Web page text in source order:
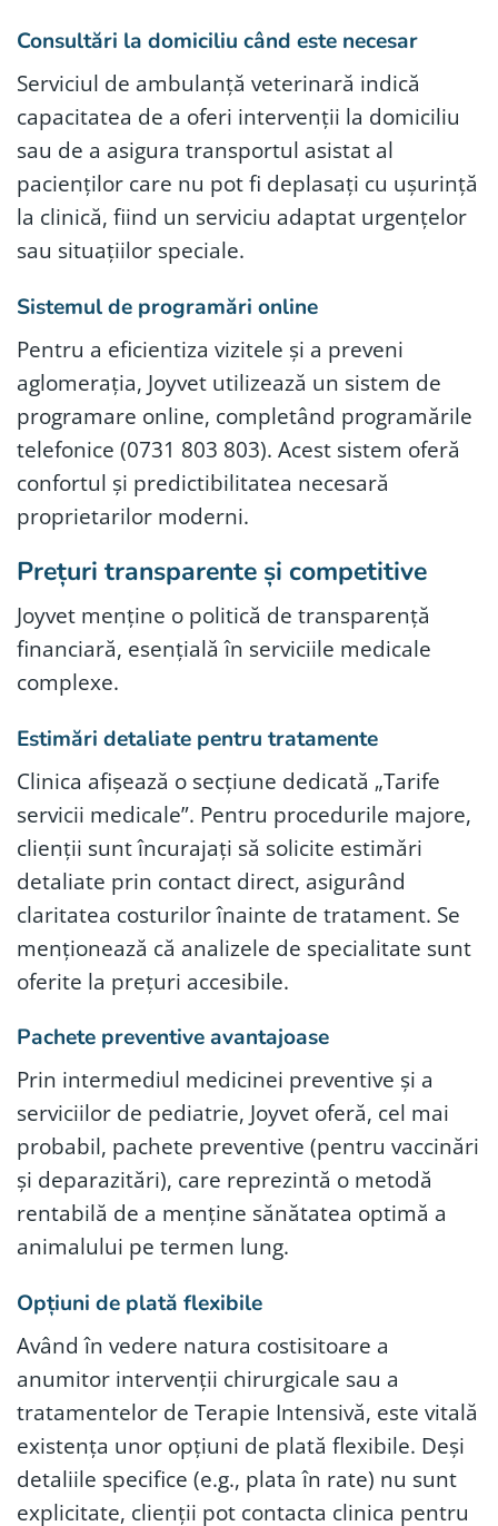
Consultări la domiciliu când este necesar
Serviciul de ambulanță veterinară indică
capacitatea de a oferi intervenții la domiciliu
sau de a asigura transportul asistat al
pacienților care nu pot fi deplasați cu ușurință
la clinică, fiind un serviciu adaptat urgențelor
sau situațiilor speciale.
Sistemul de programări online
Pentru a eficientiza vizitele și a preveni
aglomerația, Joyvet utilizează un sistem de
programare online, completând programările
telefonice (0731 803 803). Acest sistem oferă
confortul și predictibilitatea necesară
proprietarilor moderni.
Prețuri transparente și competitive
Joyvet menține o politică de transparență
financiară, esențială în serviciile medicale
complexe.
Estimări detaliate pentru tratamente
Clinica afișează o secțiune dedicată „Tarife
servicii medicale”. Pentru procedurile majore,
clienții sunt încurajați să solicite estimări
detaliate prin contact direct, asigurând
claritatea costurilor înainte de tratament. Se
menționează că analizele de specialitate sunt
oferite la prețuri accesibile.
Pachete preventive avantajoase
Prin intermediul medicinei preventive și a
serviciilor de pediatrie, Joyvet oferă, cel mai
probabil, pachete preventive (pentru vaccinări
și deparazitări), care reprezintă o metodă
rentabilă de a menține sănătatea optimă a
animalului pe termen lung.
Opțiuni de plată flexibile
Având în vedere natura costisitoare a
anumitor intervenții chirurgicale sau a
tratamentelor de Terapie Intensivă, este vitală
existența unor opțiuni de plată flexibile. Deși
detaliile specifice (e.g., plata în rate) nu sunt
explicitate, clienții pot contacta clinica pentru